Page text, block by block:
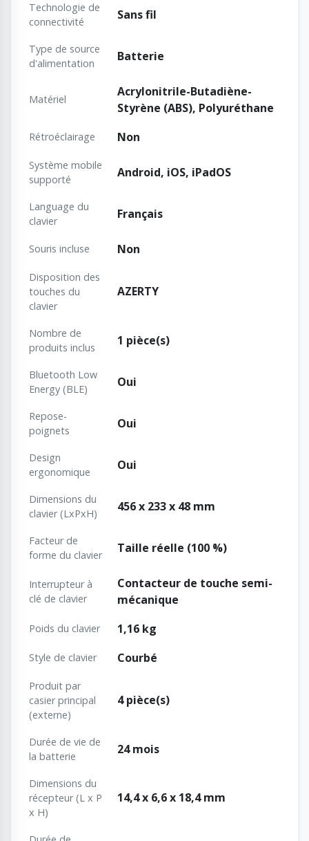
Technologie de
connectivité
Sans fil
Type de source
d'alimentation
Batterie
Matériel
Acrylonitrile-Butadiène-
Styrène (ABS), Polyuréthane
Rétroéclairage Non
Système mobile
supporté
Android, iOS, iPadOS
Language du
clavier
Français
Souris incluse Non
Disposition des
touches du
clavier
AZERTY
Nombre de
produits inclus
1 pièce(s)
Bluetooth Low
Energy (BLE)
Oui
Repose-
poignets
Oui
Design
ergonomique
Oui
Dimensions du
clavier (LxPxH)
456 x 233 x 48 mm
Facteur de
forme du clavier
Taille réelle (100 %)
Interrupteur à
clé de clavier
Contacteur de touche semi-
mécanique
Poids du clavier 1,16 kg
Style de clavier Courbé
Produit par
casier principal
(externe)
4 pièce(s)
Durée de vie de
la batterie
24 mois
Dimensions du
récepteur (L x P
x H)
14,4 x 6,6 x 18,4 mm